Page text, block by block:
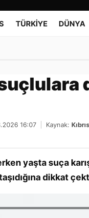
TÜRKİYE DÜNYA
16:07 Kaynak:
yaşta suça
dikkat